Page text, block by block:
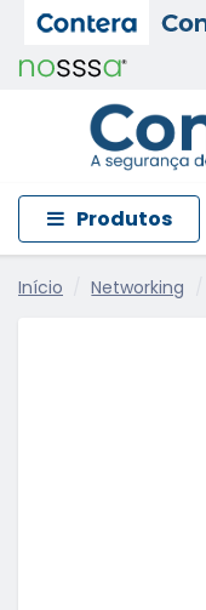
Produtos
Início Networking